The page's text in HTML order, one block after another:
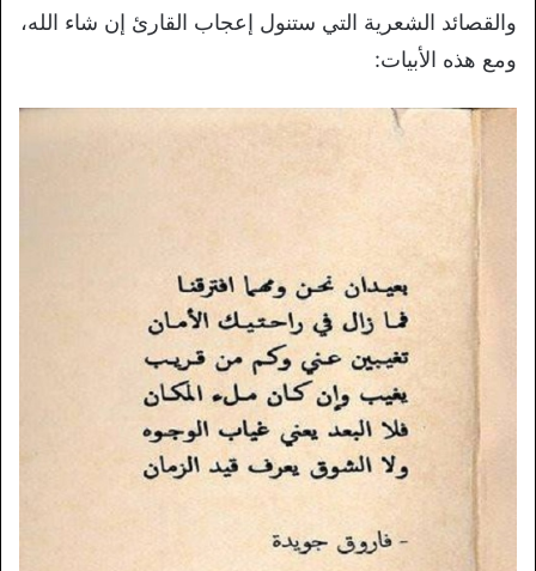
والقصائد الشعرية التي ستنول إعجاب القارئ إن شاء الله،
ومع هذه الأبيات: